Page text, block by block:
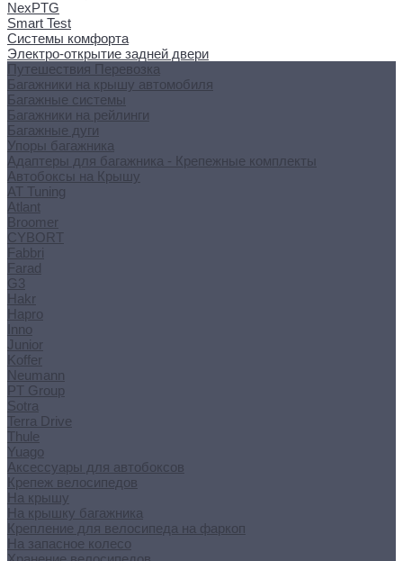
NexPTG
Smart Test
Системы комфорта
Электро-открытие задней двери
Путешествия Перевозка
Багажники на крышу автомобиля
Багажные системы
Багажники на рейлинги
Багажные дуги
Упоры багажника
Адаптеры для багажника - Крепежные комплекты
Автобоксы на Крышу
AT Tuning
Atlant
Broomer
CYBORT
Fabbri
Farad
G3
Hakr
Hapro
Inno
Junior
Koffer
Neumann
PT Group
Sotra
Terra Drive
Thule
Yuago
Аксессуары для автобоксов
Крепеж велосипедов
На крышу
На крышку багажника
Крепление для велосипеда на фаркоп
На запасное колесо